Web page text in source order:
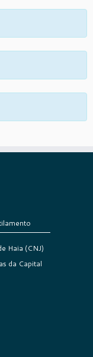
Haia (CNJ)
da Capital